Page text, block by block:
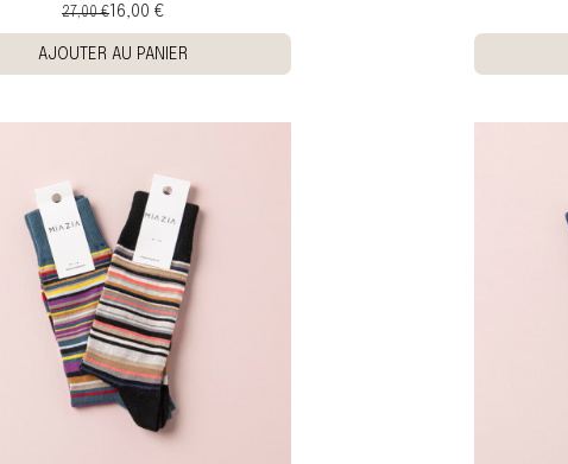
27,00 €16,00 €
AJOUTER AU PANIER